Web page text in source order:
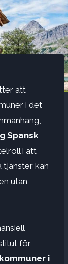
att
i det
Spansk
i att
tjänster kan
utan
för
i